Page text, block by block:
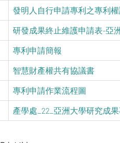
發明人自行申請專利之專利
研發成果終止維護申請表-亞
專利申請簡報
智慧財產權共有協議書
專利申請作業流程圖
產學處_22_亞洲大學研究成